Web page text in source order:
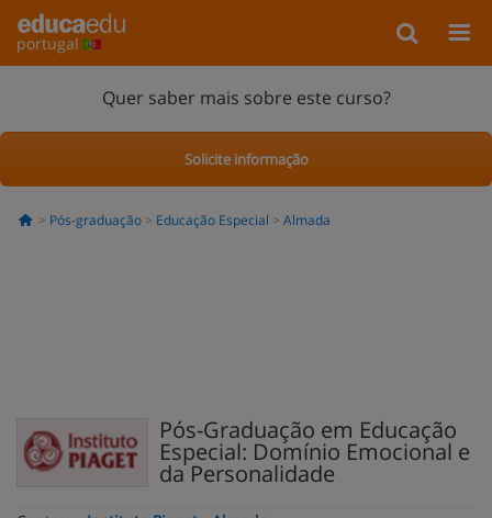
portugal
Quer saber mais sobre este curso?
Solicite informação
Pós-graduação Educação Especial Almada
Pós-Graduação em Educação
Especial: Domínio Emocional e
da Personalidade